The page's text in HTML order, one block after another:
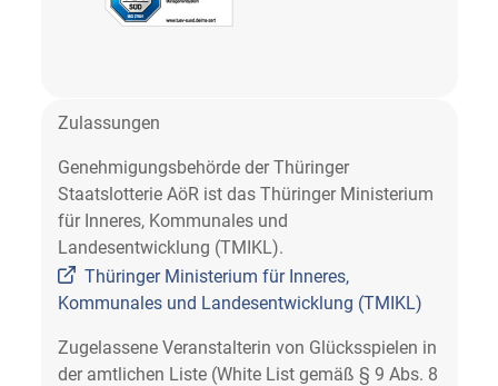
Zulassungen
Genehmigungsbehörde der Thüringer
Staatslotterie AöR ist das Thüringer Ministerium
für Inneres, Kommunales und
Landesentwicklung (TMIKL).
Thüringer Ministerium für Inneres,
Kommunales und Landesentwicklung (TMIKL)
Zugelassene Veranstalterin von Glücksspielen in
der amtlichen Liste (White List gemäß § 9 Abs. 8